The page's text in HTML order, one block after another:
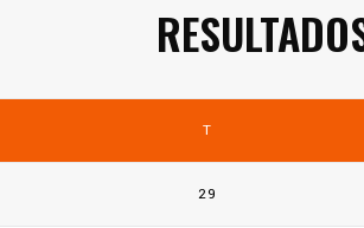
T
29